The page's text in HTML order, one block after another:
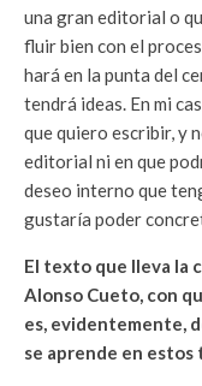
una gran editorial o
fluir bien con el
hará en la punta del
tendrá ideas. En mi
que quiero escribir, y
editorial ni en que
deseo interno que
gustaría poder
El texto que lleva la
Alonso Cueto, con
es, evidentemente,
se aprende en estos